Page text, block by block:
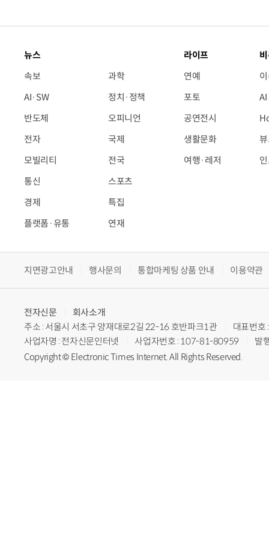
뉴스
속보
AI·SW
반도체
전자
모빌리티
통신
경제
플랫폼·유통
과학
정치·정책
오피니언
국제
전국
스포츠
특집
연재
라이프
연예
포토
공연전시
생활문화
여행·레저
지면광고안내 행사문의 통합마케팅 상품 안내 이용약관
전자신문
회사소개
주소 : 서울시 서초구 양재대로2길 22-16 호반파크1관
대표번
사업자명 : 전자신문인터넷
사업자번호 : 107-81-80959
발
Copyright © Electronic Times Internet. All Rights Reserved.